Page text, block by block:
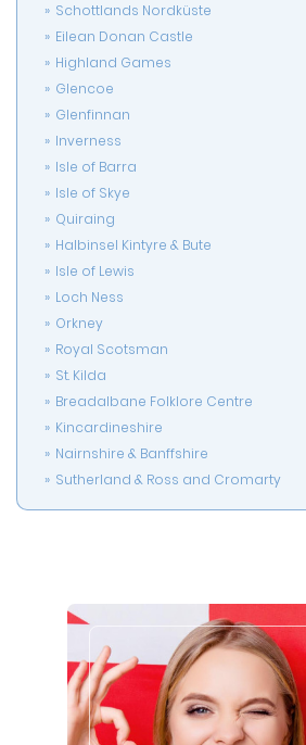
Schottlands Nordküste
Eilean Donan Castle
Highland Games
Glencoe
Glenfinnan
Inverness
Isle of Barra
Isle of Skye
Quiraing
Halbinsel Kintyre & Bute
Isle of Lewis
Loch Ness
Orkney
Royal Scotsman
St. Kilda
Breadalbane Folklore Centre
Kincardineshire
Nairnshire & Banffshire
Sutherland & Ross and Cromarty